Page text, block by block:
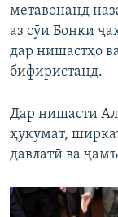
метавонанд
аз сӯи Бонки
дар нишастҳо
бифиристанд.
Дар нишасти
ҳукумат,
давлатӣ ва